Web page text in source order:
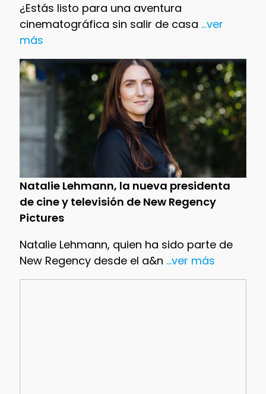
¿Estás listo para una aventura
cinematográfica sin salir de casa ...ver
más
Natalie Lehmann, la nueva presidenta
de cine y televisión de New Regency
Pictures
Natalie Lehmann, quien ha sido parte de
New Regency desde el a&n ...ver más